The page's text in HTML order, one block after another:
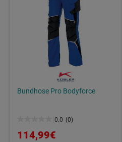
Bundhose Pro Bodyforce
0.0 (0)
von
114,99€